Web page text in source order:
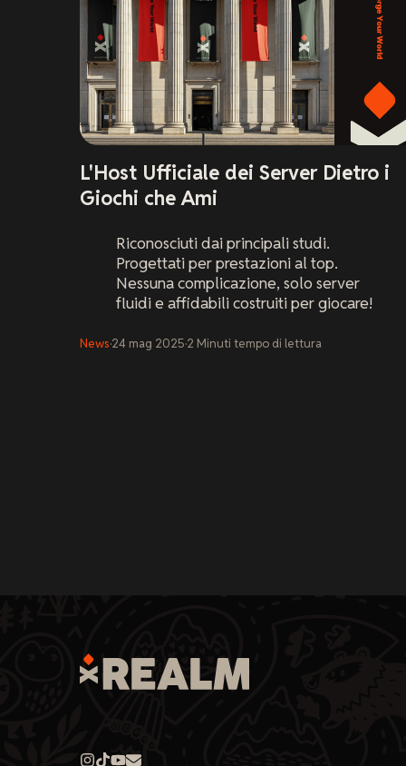
L'Host Ufficiale dei Server Dietro i
Giochi che Ami
Riconosciuti dai principali studi.
Progettati per prestazioni al top.
Nessuna complicazione, solo server
fluidi e affidabili costruiti per giocare!
News·24 mag 2025·2 Minuti tempo di lettura